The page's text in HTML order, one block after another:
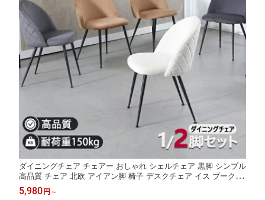
ダイニングチェア チェアー おしゃれ シェルチェア 黒脚 シンプル
高品質 チェア 北欧 アイアン脚 椅子 デスクチェア イス ブークレ
チェア ベロア 食卓椅子 韓国 可愛い 学習イス 疲れない 白 グレー
ブラウン 1年保証 送料無料
5,980 円 ～